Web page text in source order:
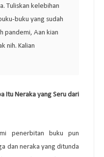
Tuliskan kelebihan
buku yang sudah
pandemi, Aan kian
nih. Kalian
Itu Neraka yang Seru dari
penerbitan buku pun
dan neraka yang ditunda